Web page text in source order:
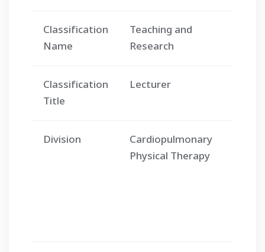
Classification
Name
Teaching and
Research
Classification
Title
Lecturer
Division
Cardiopulmonary
Physical Therapy